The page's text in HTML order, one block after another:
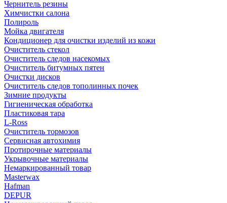
Чернитель резины
Химчистки салона
Полироль
Мойка двигателя
Кондиционер для очистки изделий из кожи
Очиститель стекол
Очиститель следов насекомых
Очиститель битумных пятен
Очистки дисков
Очиститель следов тополинных почек
Зимние продукты
Гигиеническая обработка
Пластиковая тара
L-Ross
Очиститель тормозов
Сервисная автохимия
Протирочные материалы
Укрывочные материалы
Немаркированный товар
Masterwax
Hafman
DEPUR